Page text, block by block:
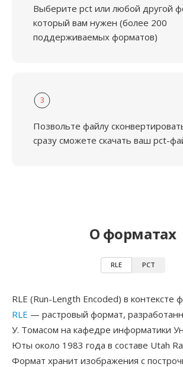
Выберите pct или любой другой
который вам нужен (более 200
поддерживаемых форматов)
3
Позвольте файлу
сразу сможете скачать ваш pct-
О форматах
RLE PCT
RLE (Run-Length Encoded) в контексте
RLE — растровый формат,
У. Томасом на кафедре информатики
Юты около 1983 года в составе Utah
Формат хранит изображения с